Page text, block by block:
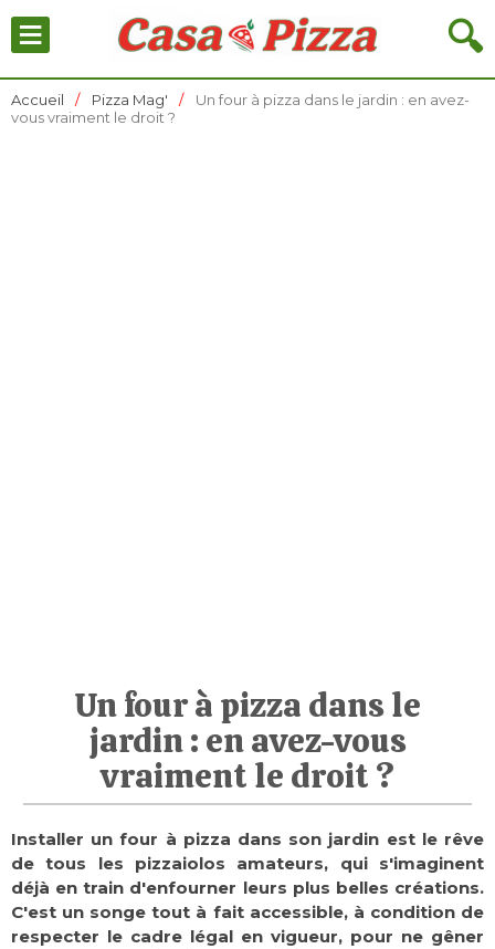
🔍
≡
Accueil Pizza Mag'
Un four à pizza dans le jardin : en avez-
vous vraiment le droit ?
Un four à pizza dans le
jardin : en avez-vous
vraiment le droit ?
Installer un four à pizza dans son jardin est le rêve
de tous les pizzaiolos amateurs, qui s'imaginent
déjà en train d'enfourner leurs plus belles créations.
C'est un songe tout à fait accessible, à condition de
respecter le cadre légal en vigueur, pour ne gêner